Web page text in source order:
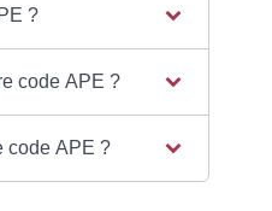
?
code APE ?
code APE ?